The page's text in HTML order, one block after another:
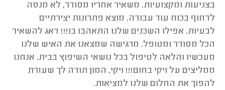
בצניעות ומקצועיות. משאיר אחריו מסודר, לא מנסה
לדחוף בכוח עוד עבודה. מוצא פתרונות יצירתיים
לבעיות. אפילו השכנים שלנו התאהבו בו!!! דאג להשאיר
הכל מסודר ומטופל. מרגישה שמצאנו את האיש שלנו
מעכשיו והלאה לטיפול בכל נושאי השיפוץ בבית. אנחנו
ממליצים על ויקי בחום!!! ויקי, המון תודה לך שעזרת
להפוך את החלום שלנו למציאות.